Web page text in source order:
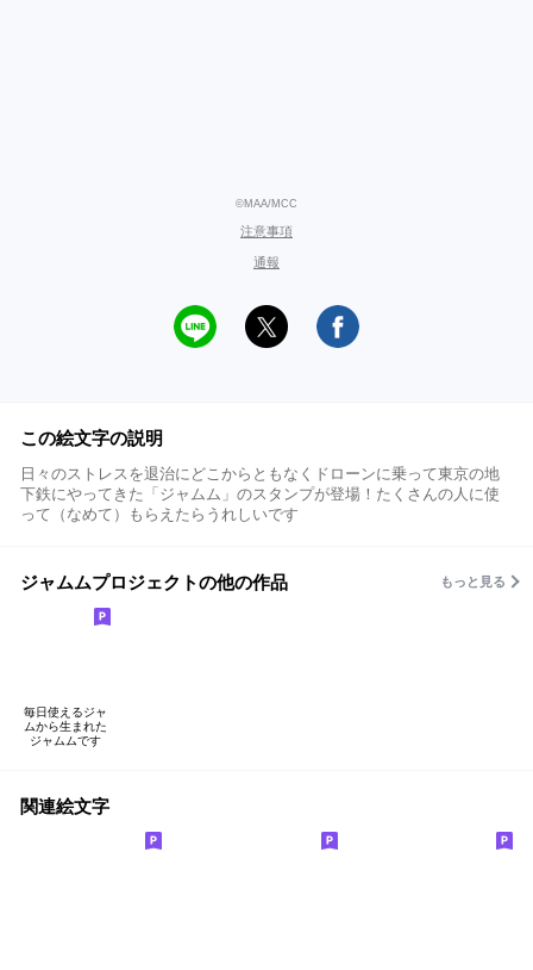
©MAA/MCC
注意事項
通報
この絵文字の説明
日々のストレスを退治にどこからともなくドローンに乗って東京の地
下鉄にやってきた「ジャムム」のスタンプが登場！たくさんの人に使
って（なめて）もらえたらうれしいです
ジャムムプロジェクトの他の作品 もっと見る
毎日使えるジャ
ムから生まれた
ジャムムです
関連絵文字